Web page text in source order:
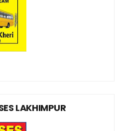
LAKHIMPUR